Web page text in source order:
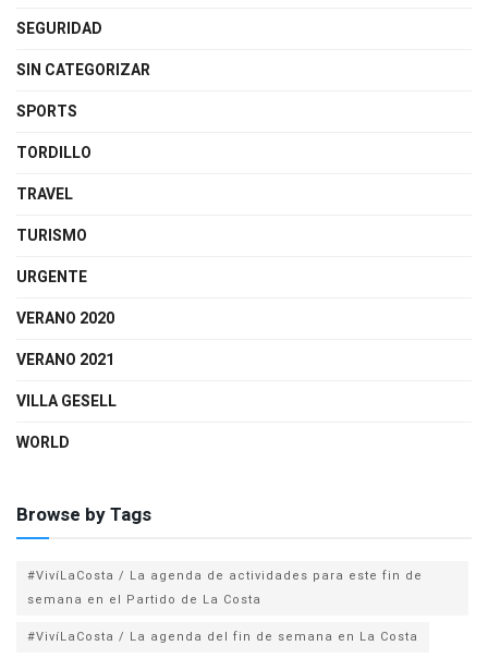
SEGURIDAD
SIN CATEGORIZAR
SPORTS
TORDILLO
TRAVEL
TURISMO
URGENTE
VERANO 2020
VERANO 2021
VILLA GESELL
WORLD
Browse by Tags
#VivíLaCosta / La agenda de actividades para este fin de
semana en el Partido de La Costa
#VivíLaCosta / La agenda del fin de semana en La Costa